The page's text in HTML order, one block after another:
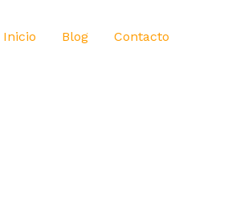
Inicio Blog Contacto